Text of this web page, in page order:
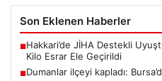
Son Eklenen Haberler
■Hakkari’de JİHA Destekli
Kilo Esrar Ele Geçirildi
■Dumanlar ilçeyi kapladı: